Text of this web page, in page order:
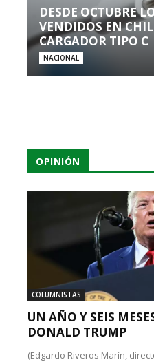
DESDE OCTUBRE
VENDIDOS EN
CARGADOR TIPO C
NACIONAL
OPINIÓN
COLUMNISTAS
UN AÑO Y SEIS
DONALD TRUMP
(Edgardo Riveros Marín,